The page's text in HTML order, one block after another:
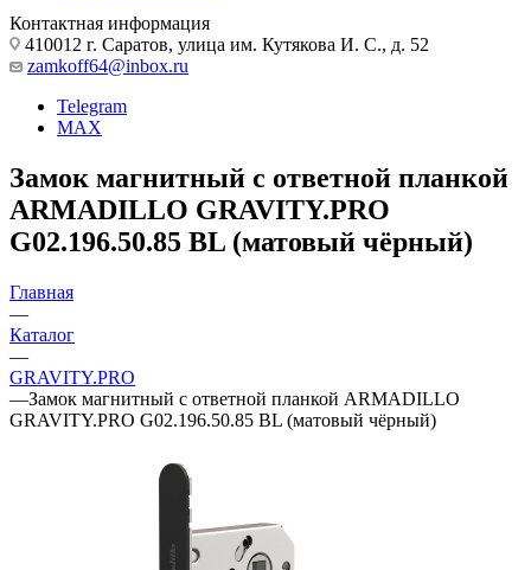
Контактная информация
410012 г. Саратов, улица им. Кутякова И. С., д. 52
zamkoff64@inbox.ru
Telegram
MAX
Замок магнитный с ответной планкой
ARMADILLO GRAVITY.PRO
G02.196.50.85 BL (матовый чёрный)
Главная
—
Каталог
—
GRAVITY.PRO
—Замок магнитный с ответной планкой ARMADILLO
GRAVITY.PRO G02.196.50.85 BL (матовый чёрный)